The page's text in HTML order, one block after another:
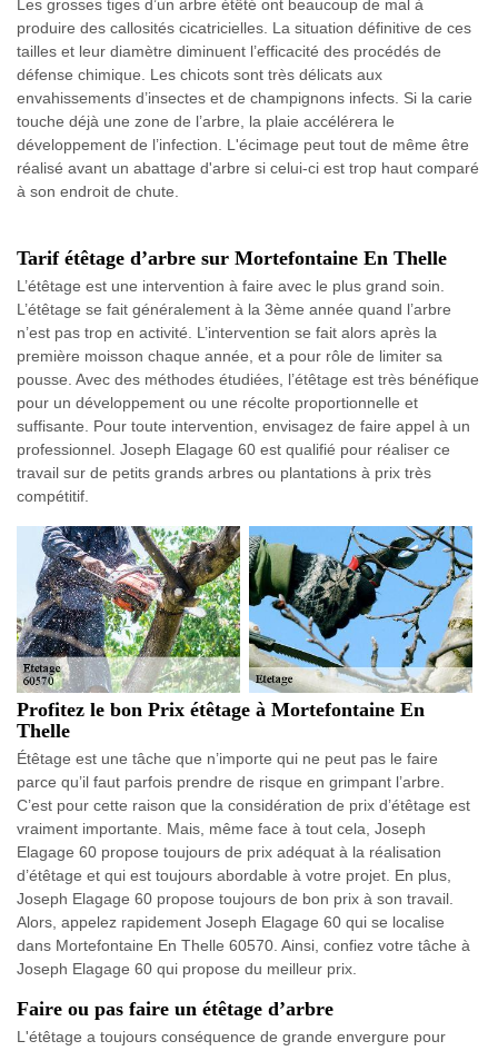
Les grosses tiges d’un arbre étêté ont beaucoup de mal à
produire des callosités cicatricielles. La situation définitive de ces
tailles et leur diamètre diminuent l’efficacité des procédés de
défense chimique. Les chicots sont très délicats aux
envahissements d’insectes et de champignons infects. Si la carie
touche déjà une zone de l’arbre, la plaie accélérera le
développement de l’infection. L'écimage peut tout de même être
réalisé avant un abattage d'arbre si celui-ci est trop haut comparé
à son endroit de chute.
Tarif étêtage d’arbre sur Mortefontaine En Thelle
L’étêtage est une intervention à faire avec le plus grand soin.
L’étêtage se fait généralement à la 3ème année quand l’arbre
n’est pas trop en activité. L’intervention se fait alors après la
première moisson chaque année, et a pour rôle de limiter sa
pousse. Avec des méthodes étudiées, l’étêtage est très bénéfique
pour un développement ou une récolte proportionnelle et
suffisante. Pour toute intervention, envisagez de faire appel à un
professionnel. Joseph Elagage 60 est qualifié pour réaliser ce
travail sur de petits grands arbres ou plantations à prix très
compétitif.
Profitez le bon Prix étêtage à Mortefontaine En
Thelle
Étêtage est une tâche que n’importe qui ne peut pas le faire
parce qu’il faut parfois prendre de risque en grimpant l’arbre.
C’est pour cette raison que la considération de prix d’étêtage est
vraiment importante. Mais, même face à tout cela, Joseph
Elagage 60 propose toujours de prix adéquat à la réalisation
d’étêtage et qui est toujours abordable à votre projet. En plus,
Joseph Elagage 60 propose toujours de bon prix à son travail.
Alors, appelez rapidement Joseph Elagage 60 qui se localise
dans Mortefontaine En Thelle 60570. Ainsi, confiez votre tâche à
Joseph Elagage 60 qui propose du meilleur prix.
Faire ou pas faire un étêtage d’arbre
L'étêtage a toujours conséquence de grande envergure pour